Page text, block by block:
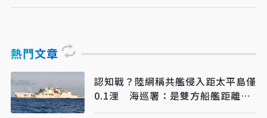
熱門文章
認知戰？陸網稱共艦侵入距太平島僅
0.1浬 海巡署：是雙方船艦距離、
已強勢驅離